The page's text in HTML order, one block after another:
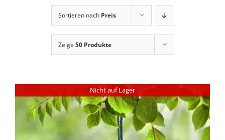
Sortieren nach Preis
Zeige 50 Produkte
Nicht auf Lager